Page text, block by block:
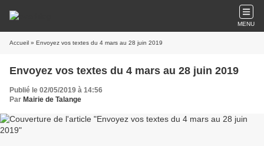
MENU
Accueil » Envoyez vos textes du 4 mars au 28 juin 2019
Envoyez vos textes du 4 mars au 28 juin 2019
Publié le 02/05/2019 à 14:56
Par Mairie de Talange